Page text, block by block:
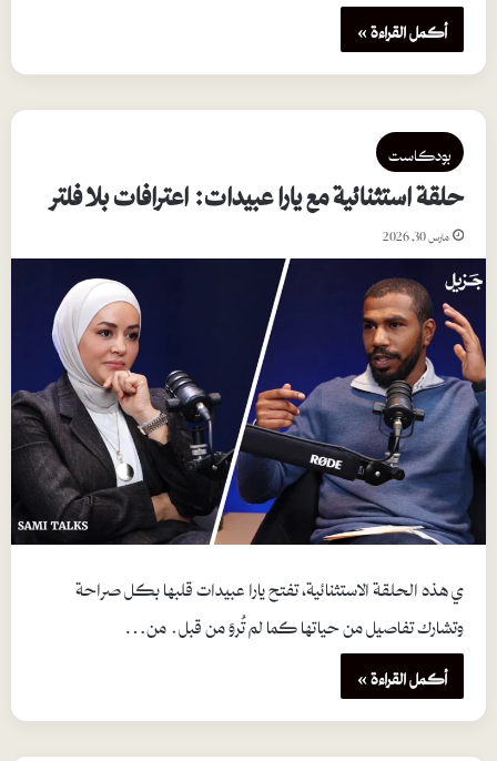
أكمل القراءة »
بودكاست
حلقة استثنائية مع يارا عبيدات: اعترافات بلا فلتر
مارس 30, 2026
ي هذه الحلقة الاستثنائية، تفتح يارا عبيدات قلبها بكل صراحة
وتشارك تفاصيل من حياتها كما لم تُروَ من قبل. من…
أكمل القراءة »